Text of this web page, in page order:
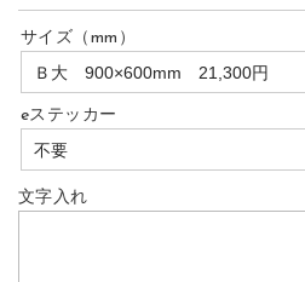
サイズ（mm）
eステッカー
文字入れ